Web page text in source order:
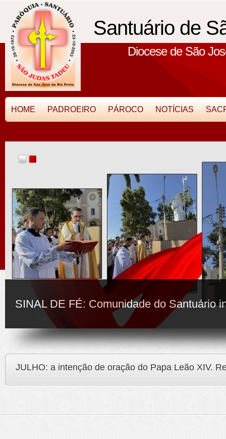
Santuário de
Diocese de São
HOME PADROEIRO PÁROCO NOTÍCIAS
SINAL DE FÉ: Comunidade do Santuário
JULHO: a intenção de oração do Papa Leão XIV.